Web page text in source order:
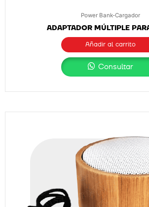
Power Bank-Cargador
ADAPTADOR MÚLTIPLE
Añadir al carrito
Consultar